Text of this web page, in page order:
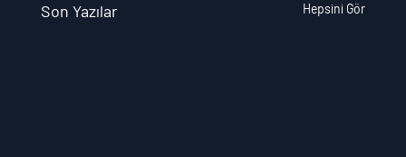
Son Yazılar Hepsini Gör